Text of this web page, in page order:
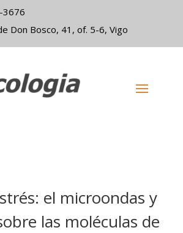
3676
Don Bosco, 41, of. 5-6, Vigo
el microondas y
las moléculas de